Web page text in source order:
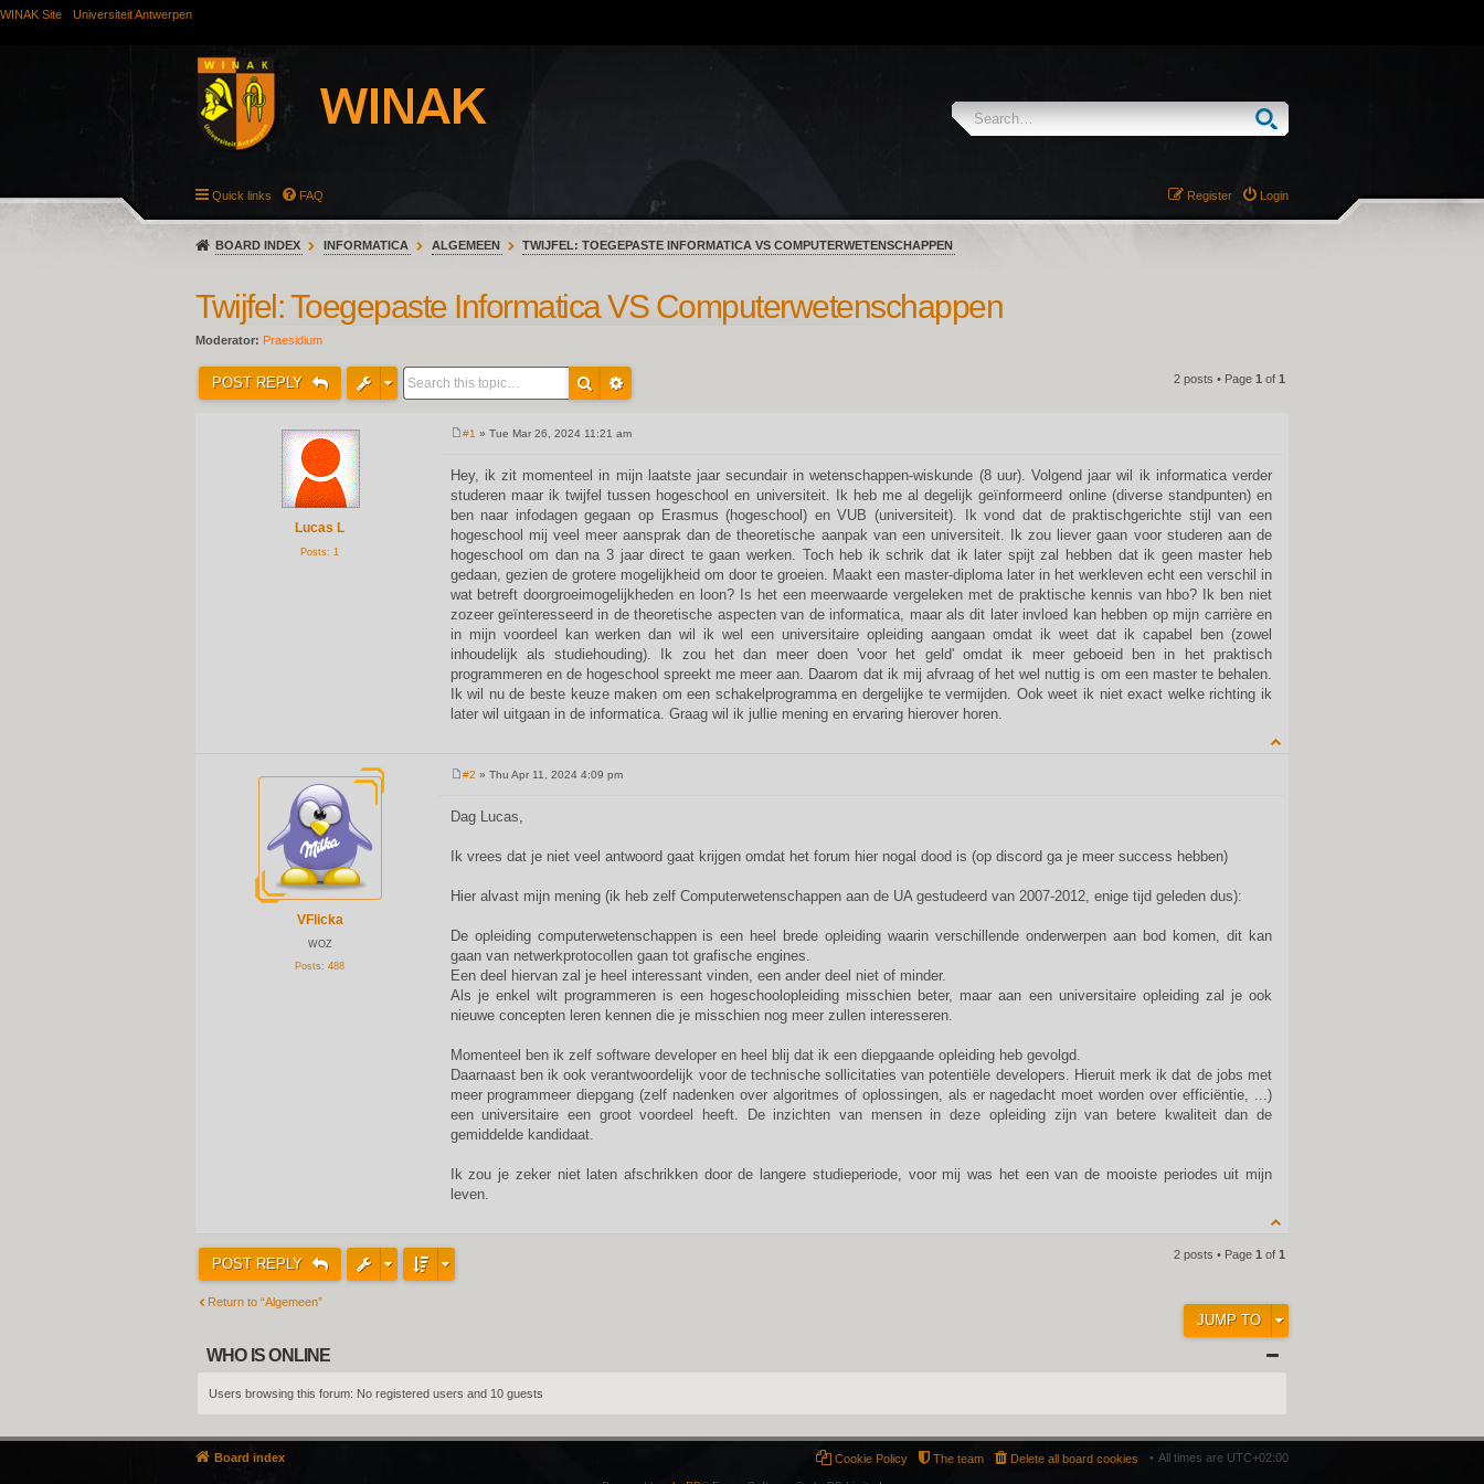
WINAK Site Universiteit Antwerpen
Quick links FAQ Login
Register
BOARD INDEX INFORMATICA ALGEMEEN TWIJFEL: TOEGEPASTE INFORMATICA VS COMPUTERWETENSCHAPPEN
Twijfel: Toegepaste Informatica VS Computerwetenschappen
Moderator: Praesidium
POST REPLY 2 posts • Page 1 of 1
Lucas L
Posts: 1
t
#1 » Tue Mar 26, 2024 11:21 am
Hey, ik zit momenteel in mijn laatste jaar secundair in wetenschappen-wiskunde (8 uur). Volgend jaar wil ik informatica verder
studeren maar ik twijfel tussen hogeschool en universiteit. Ik heb me al degelijk geïnformeerd online (diverse standpunten) en
ben naar infodagen gegaan op Erasmus (hogeschool) en VUB (universiteit). Ik vond dat de praktischgerichte stijl van een
hogeschool mij veel meer aansprak dan de theoretische aanpak van een universiteit. Ik zou liever gaan voor studeren aan de
hogeschool om dan na 3 jaar direct te gaan werken. Toch heb ik schrik dat ik later spijt zal hebben dat ik geen master heb
gedaan, gezien de grotere mogelijkheid om door te groeien. Maakt een master-diploma later in het werkleven echt een verschil in
wat betreft doorgroeimogelijkheden en loon? Is het een meerwaarde vergeleken met de praktische kennis van hbo? Ik ben niet
zozeer geïnteresseerd in de theoretische aspecten van de informatica, maar als dit later invloed kan hebben op mijn carrière en
in mijn voordeel kan werken dan wil ik wel een universitaire opleiding aangaan omdat ik weet dat ik capabel ben (zowel
inhoudelijk als studiehouding). Ik zou het dan meer doen 'voor het geld' omdat ik meer geboeid ben in het praktisch
programmeren en de hogeschool spreekt me meer aan. Daarom dat ik mij afvraag of het wel nuttig is om een master te behalen.
Ik wil nu de beste keuze maken om een schakelprogramma en dergelijke te vermijden. Ook weet ik niet exact welke richting ik
later wil uitgaan in de informatica. Graag wil ik jullie mening en ervaring hierover horen.
VFlicka
WOZ
Posts: 488
t
#2 » Thu Apr 11, 2024 4:09 pm
Dag Lucas,
Ik vrees dat je niet veel antwoord gaat krijgen omdat het forum hier nogal dood is (op discord ga je meer success hebben)
Hier alvast mijn mening (ik heb zelf Computerwetenschappen aan de UA gestudeerd van 2007-2012, enige tijd geleden dus):
De opleiding computerwetenschappen is een heel brede opleiding waarin verschillende onderwerpen aan bod komen, dit kan
gaan van netwerkprotocollen gaan tot grafische engines.
Een deel hiervan zal je heel interessant vinden, een ander deel niet of minder.
Als je enkel wilt programmeren is een hogeschoolopleiding misschien beter, maar aan een universitaire opleiding zal je ook
nieuwe concepten leren kennen die je misschien nog meer zullen interesseren.
Momenteel ben ik zelf software developer en heel blij dat ik een diepgaande opleiding heb gevolgd.
Daarnaast ben ik ook verantwoordelijk voor de technische sollicitaties van potentiële developers. Hieruit merk ik dat de jobs met
meer programmeer diepgang (zelf nadenken over algoritmes of oplossingen, als er nagedacht moet worden over efficiëntie, ...)
een universitaire een groot voordeel heeft. De inzichten van mensen in deze opleiding zijn van betere kwaliteit dan de
gemiddelde kandidaat.
Ik zou je zeker niet laten afschrikken door de langere studieperiode, voor mij was het een van de mooiste periodes uit mijn
leven.
POST REPLY
2 posts • Page 1 of 1
Return to “Algemeen”
JUMP TO
WHO IS ONLINE
Users browsing this forum: No registered users and 10 guests
Board index All times are UTC+02:00
Delete all board cookies
The team
Cookie Policy